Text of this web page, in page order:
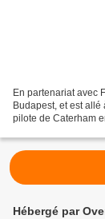
En partenariat avec
Budapest, et est
pilote de Caterham
Hébergé par